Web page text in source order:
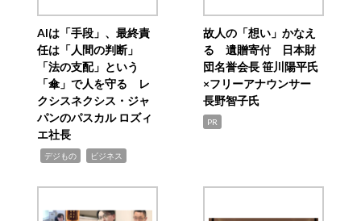
AIは「手段」、最終責
任は「人間の判断」
「法の支配」という
「傘」で人を守る レ
クシスネクシス・ジャ
パンのパスカル ロズィ
エ社長
デジもの ビジネス
故人の「想い」かなえ
る 遺贈寄付 日本財
団名誉会長 笹川陽平氏
×フリーアナウンサー
長野智子氏
PR